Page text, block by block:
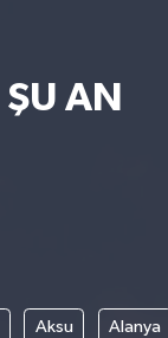
ŞU AN
Aksu Alanya